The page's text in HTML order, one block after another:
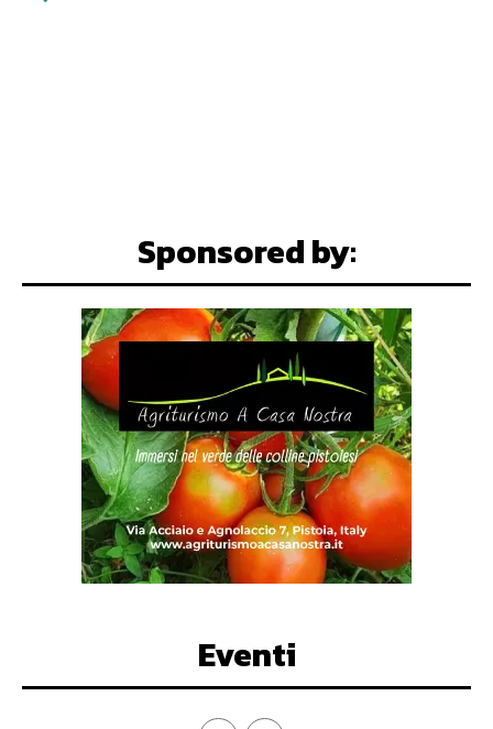
Sponsored by:
Eventi